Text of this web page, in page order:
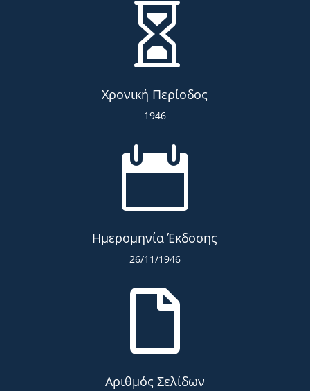

Χρονική Περίοδος
1946

Ημερομηνία Έκδοσης
26/11/1946

Αριθμός Σελίδων